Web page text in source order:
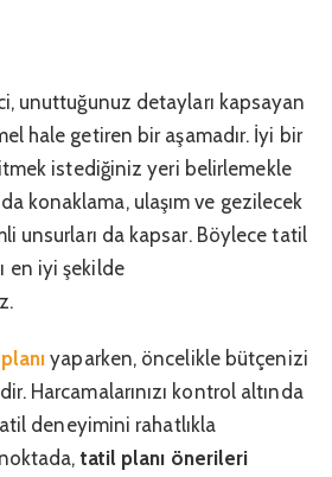
unuttuğunuz detayları kapsayan
hale getiren bir aşamadır. İyi bir
istediğiniz yeri belirlemekle
konaklama, ulaşım ve gezilecek
unsurları da kapsar. Böylece tatil
en iyi şekilde
yaparken, öncelikle bütçenizi
Harcamalarınızı kontrol altında
deneyimini rahatlıkla
tatil planı önerileri